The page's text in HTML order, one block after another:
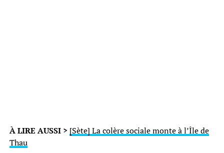
À LIRE AUSSI > [Sète] La colère sociale monte à l’Île de
Thau